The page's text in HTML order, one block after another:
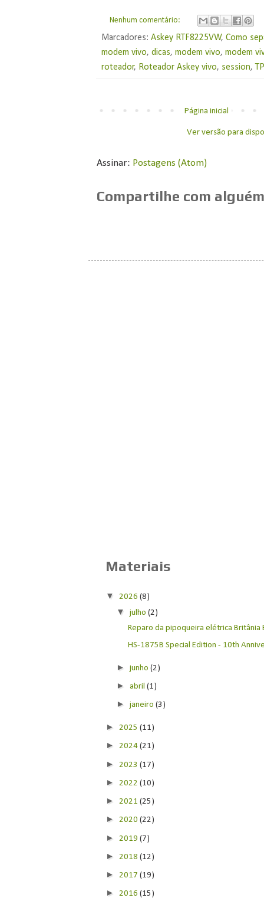
Nenhum comentário:
Marcadores:Askey RTF8225VW,Como
modem vivo,dicas,modem vivo,modem
roteador, Roteador Askey vivo, session,
Página inicial
Ver versão para
Assinar: Postagens (Atom)
Compartilhe com
Materiais
▼ 2026(8)
▼julho(2)
Reparo da pipoqueira elétrica Britânia
HS-1875B Special Edition - 10th
►junho(2)
►abril(1)
►janeiro(3)
► 2025(11)
► 2024(21)
► 2023(17)
► 2022(10)
► 2021(25)
► 2020(22)
► 2019(7)
► 2018(12)
► 2017(19)
► 2016(15)